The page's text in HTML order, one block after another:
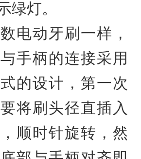
绿灯。
电动牙刷一样，
手柄的连接采用
的设计，第一次
将刷头径直插入
顺时针旋转，然